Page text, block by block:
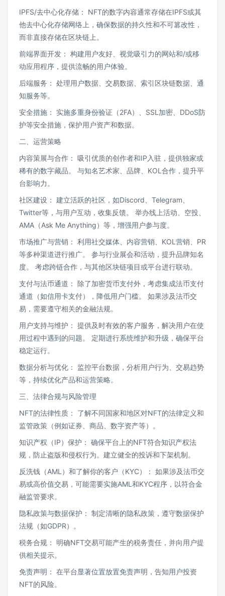
IPFS/去中心化存储： NFT的数字内容通常存储在IPFS或其
他去中心化存储网络上，确保数据的持久性和不可篡改性，
而非直接存储在区块链上。
前端界面开发： 构建用户友好、视觉吸引力的网站和/或移
动应用程序，提供流畅的用户体验。
后端服务： 处理用户数据、交易数据、索引区块链数据、通
知服务等。
安全措施： 实施多重身份验证（2FA）、SSL加密、DDoS防
护等安全措施，保护用户资产和数据。
二、运营策略
内容策展与合作： 吸引优质的创作者和IP入驻，提供独家或
稀有的数字藏品。 与知名艺术家、品牌、KOL合作，提升平
台影响力。
社区建设： 建立活跃的社区，如Discord、Telegram、
Twitter等，与用户互动，收集反馈。 举办线上活动、空投、
AMA（Ask Me Anything）等，增强用户参与度。
市场推广与营销： 利用社交媒体、内容营销、KOL营销、PR
等多种渠道进行推广。 参与行业展会和活动，提升品牌知名
度。 考虑跨链合作，与其他区块链项目或平台进行联动。
支付与法币通道： 除了加密货币支付外，考虑集成法币支付
通道（如信用卡支付），降低用户门槛。 如果涉及法币交
易，需要遵守相关的金融法规。
用户支持与维护： 提供及时有效的客户服务，解决用户在使
用过程中遇到的问题。 定期进行系统维护和升级，确保平台
稳定运行。
数据分析与优化： 监控平台数据，分析用户行为、交易趋势
等，持续优化产品和运营策略。
三、法律合规与风险管理
NFT的法律性质： 了解不同国家和地区对NFT的法律定义和
监管政策（例如证券、商品、数字资产等）。
知识产权（IP）保护： 确保平台上的NFT符合知识产权法
规，防止盗版和侵权行为。建立健全的投诉和下架机制。
反洗钱（AML）和了解你的客户（KYC）： 如果涉及法币交
易或高价值交易，可能需要实施AML和KYC程序，以符合金
融监管要求。
隐私政策与数据保护： 制定清晰的隐私政策，遵守数据保护
法规（如GDPR）。
税务合规： 明确NFT交易可能产生的税务责任，并向用户提
供相关提示。
免责声明： 在平台显著位置放置免责声明，告知用户投资
NFT的风险。